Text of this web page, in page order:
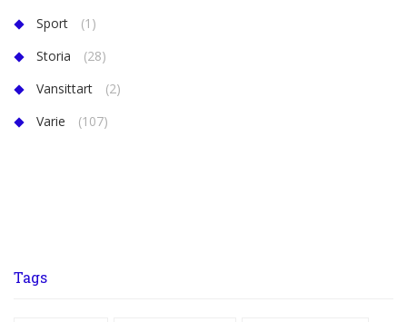
Sport
(1)
Storia
(28)
Vansittart
(2)
Varie
(107)
Tags